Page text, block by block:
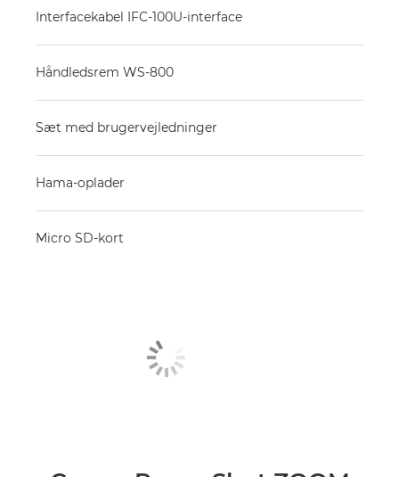
Interfacekabel IFC-100U-interface
Håndledsrem WS-800
Sæt med brugervejledninger
Hama-oplader
Micro SD-kort